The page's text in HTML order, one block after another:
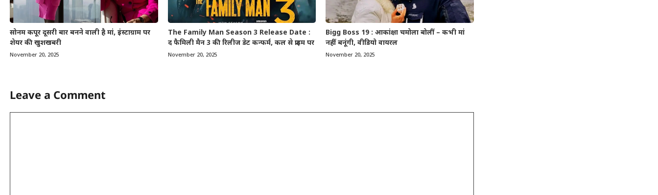
सोनम कपूर दूसरी बार बनने वाली है मां, इंस्टाग्राम पर
शेयर की खुशखबरी
November 20, 2025
The Family Man Season 3 Release Date :
द फैमिली मैन 3 की रिलीज डेट कन्फर्म, कल से प्राइम पर
November 20, 2025
Bigg Boss 19 : आकांक्षा चमोला बोलीं – कभी मां
नहीं बनूंगी, वीडियो वायरल
November 20, 2025
Leave a Comment